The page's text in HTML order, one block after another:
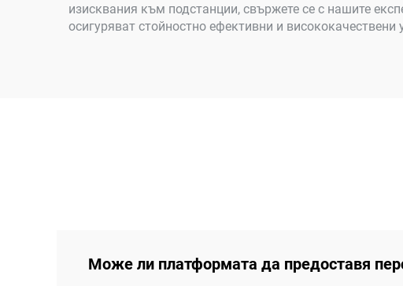
изисквания към подстанции, свържете се с нашите
осигуряват стойностно ефективни и висококачествени
Може ли платформата да предоставя